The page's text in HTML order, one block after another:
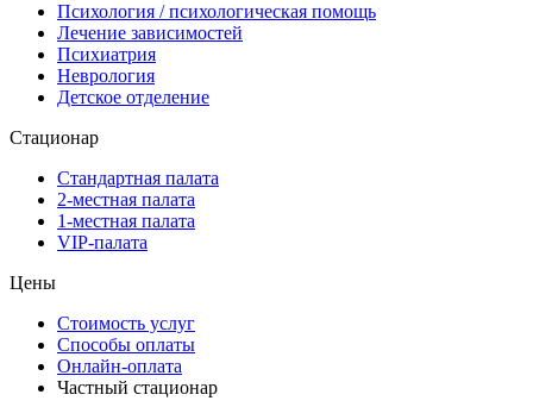
Психология / психологическая помощь
Лечение зависимостей
Психиатрия
Неврология
Детское отделение
Стационар
Стандартная палата
2-местная палата
1-местная палата
VIP-палата
Цены
Стоимость услуг
Способы оплаты
Онлайн-оплата
Частный стационар